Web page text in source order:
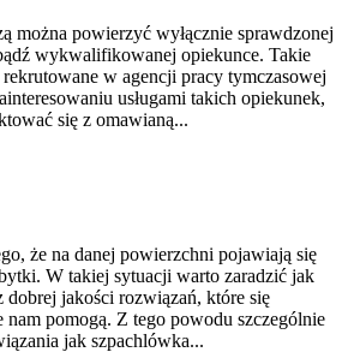
można powierzyć wyłącznie sprawdzonej
wykwalifikowanej opiekunce. Takie
rekrutowane w agencji pracy tymczasowej
usługami takich opiekunek,
się z omawianą...
że na danej powierzchni pojawiają się
W takiej sytuacji warto zaradzić jak
dobrej jakości rozwiązań, które się
pomogą. Z tego powodu szczególnie
jak szpachlówka...